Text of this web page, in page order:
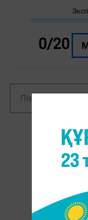
0/20
Пікір қалдыру